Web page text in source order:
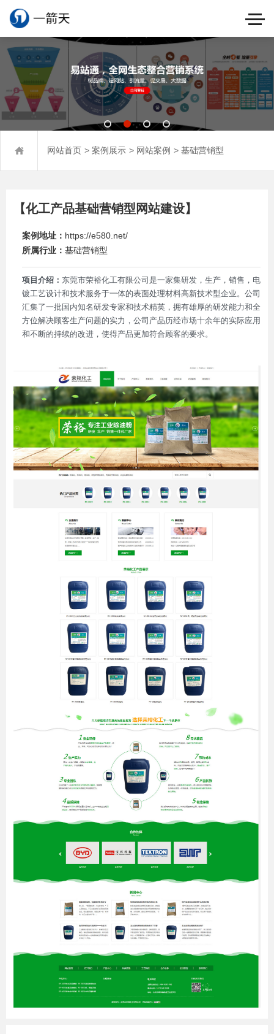
网站首页 > 案例展示 > 网站案例 > 基础营销型
【化工产品基础营销型网站建设】
案例地址： https://e580.net/
所属行业： 基础营销型
项目介绍： 东莞市荣裕化工有限公司是一家集研发，生产，销售，电
镀工艺设计和技术服务于一体的表面处理材料高新技术型企业。公司
汇集了一批国内知名研发专家和技术精英，拥有雄厚的研发能力和全
方位解决顾客生产问题的实力，公司产品历经市场十余年的实际应用
和不断的持续的改进，使得产品更加符合顾客的要求。